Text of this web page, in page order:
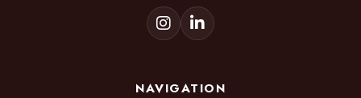
NAVIGATION